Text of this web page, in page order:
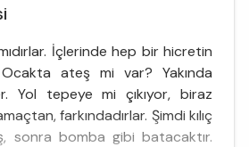
İçlerinde hep bir hicretin
Ocakta ateş mi var? Yakında
Yol tepeye mi çıkıyor, biraz
farkındadırlar. Şimdi kılıç
sonra bomba gibi batacaktır.